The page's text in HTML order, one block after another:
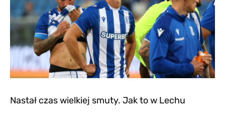
Nastał czas wielkiej smuty. Jak to w Lechu